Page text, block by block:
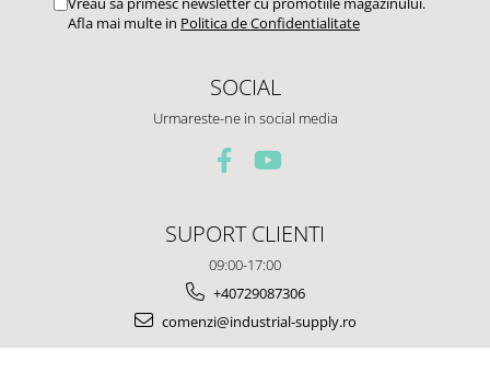
Afla mai multe in Politica de Confidentialitate
SOCIAL
Urmareste-ne in social media
SUPORT CLIENTI
09:00-17:00
+40729087306
comenzi@industrial-supply.ro